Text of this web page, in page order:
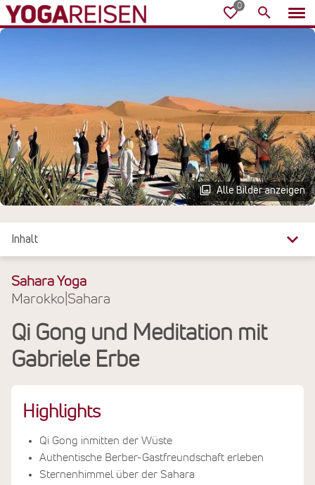
Alle Bilder anzeigen
Inhalt
Überblick
Reiseinfos
Leistungen
Sahara Yoga
Marokko Sahara
Qi Gong und Meditation mit
Gabriele Erbe
Highlights
Qi Gong inmitten der Wüste
Authentische Berber-Gastfreundschaft erleben
Sternenhimmel über der Sahara